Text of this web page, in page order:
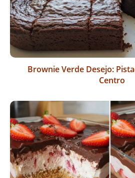
Brownie Verde Desejo:
Centro